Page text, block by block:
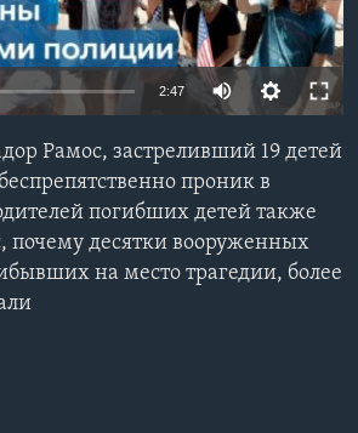
2:47
Рамос, застреливший 19 детей
проник в
погибших детей также
почему десятки вооруженных
на место трагедии, более